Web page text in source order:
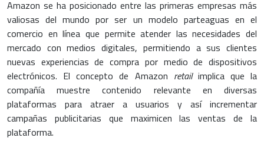
Amazon se ha posicionado entre las primeras empresas más
valiosas del mundo por ser un modelo parteaguas en el
comercio en línea que permite atender las necesidades del
mercado con medios digitales, permitiendo a sus clientes
nuevas experiencias de compra por medio de dispositivos
electrónicos. El concepto de Amazon retailimplica que la
compañía muestre contenido relevante en diversas
plataformas para atraer a usuarios y así incrementar
campañas publicitarias que maximicen las ventas de la
plataforma.